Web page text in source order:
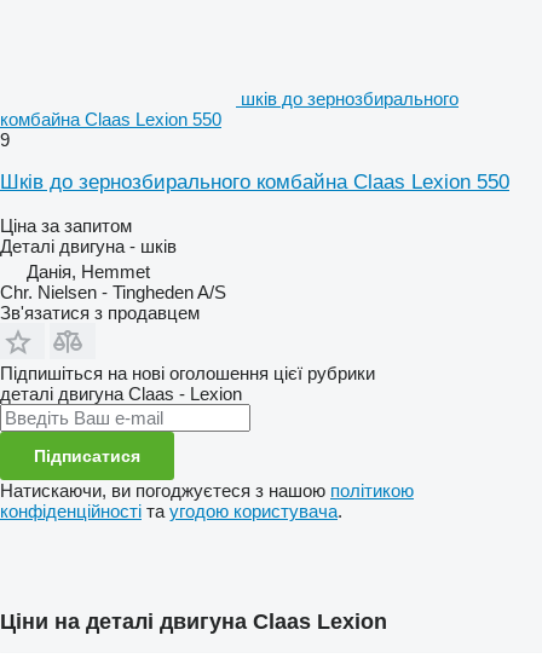
шків до зернозбирального
комбайна Claas Lexion 550
9
Шків до зернозбирального комбайна Claas Lexion 550
Ціна за запитом
Деталі двигуна - шків
Данія, Hemmet
Chr. Nielsen - Tingheden A/S
Зв'язатися з продавцем
Підпишіться на нові оголошення цієї рубрики
деталі двигуна Claas - Lexion
Підписатися
Натискаючи, ви погоджуєтеся з нашою політикою
конфіденційності та угодою користувача.
Ціни на деталі двигуна Claas Lexion